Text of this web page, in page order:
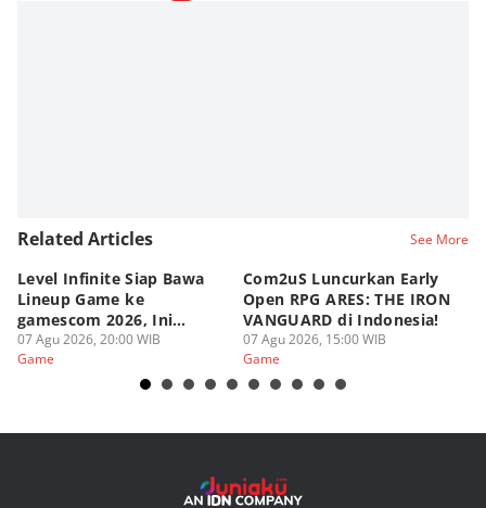
Related Articles See More
Level Infinite Siap Bawa
Lineup Game ke
gamescom 2026, Ini
Judulnya!
07 Agu 2026, 20:00 WIB
Game
Com2uS Luncurkan Early
Open RPG ARES: THE IRON
VANGUARD di Indonesia!
07 Agu 2026, 15:00 WIB
Game